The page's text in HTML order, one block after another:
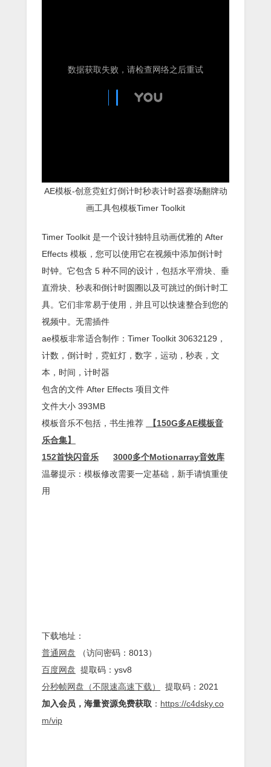
AE模板-创意霓虹灯倒计时秒表计时器赛场翻牌动
画工具包模板Timer Toolkit
Timer Toolkit 是一个设计独特且动画优雅的 After
Effects 模板，您可以使用它在视频中添加倒计时
时钟。它包含 5 种不同的设计，包括水平滑块、垂
直滑块、秒表和倒计时圆圈以及可跳过的倒计时工
具。它们非常易于使用，并且可以快速整合到您的
视频中。无需插件
ae模板非常适合制作：Timer Toolkit 30632129，
计数，倒计时，霓虹灯，数字，运动，秒表，文
本，时间，计时器
包含的文件 After Effects 项目文件
文件大小 393MB
模板音乐不包括，书生推荐
【150G多AE模板音
乐合集】
152首快闪音乐
3000多个Motionarray音效库
温馨提示：模板修改需要一定基础，新手请慎重使
用
下载地址：
普通网盘 （访问密码：8013）
百度网盘 提取码：ysv8
分秒帧网盘（不限速高速下载）
提取码：2021
加入会员，海量资源免费获取 ： https://c4dsky.co
m/vip